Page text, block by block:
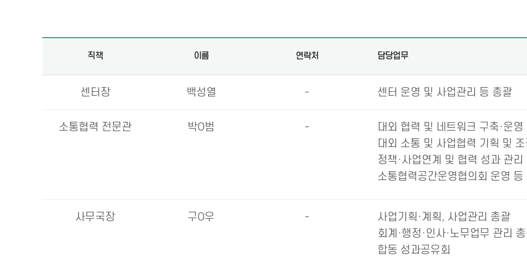
직책 이름 연락처 담당업무
센터장 백성열 - 센터 운영 및 사업관리 등 총괄
소통협력 전문관 박O범 -
대외 협력 및 네트워크 구축·운영
대외 소통 및 사업협력 기획 및 조
정책·사업연계 및 협력 성과 관리
소통협력공간운영협의회 운영 등
사무국장 구O우 -
사업기획·계획, 사업관리 총괄
회계·행정·인사·노무업무 관리
합동 성과공유회